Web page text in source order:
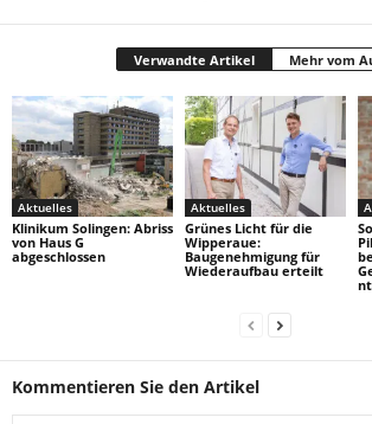
Verwandte Artikel Mehr vom
Aktuelles
Klinikum Solingen: Abriss
von Haus G
abgeschlossen
Aktuelles
Grünes Licht für die
Wipperaue:
Baugenehmigung für
Wiederaufbau erteilt
nt
Kommentieren Sie den Artikel